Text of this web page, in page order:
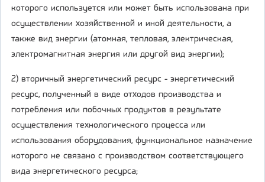
которого используется или может быть использована при
осуществлении хозяйственной и иной деятельности, а
также вид энергии (атомная, тепловая, электрическая,
электромагнитная энергия или другой вид энергии);
2) вторичный энергетический ресурс - энергетический
ресурс, полученный в виде отходов производства и
потребления или побочных продуктов в результате
осуществления технологического процесса или
использования оборудования, функциональное назначение
которого не связано с производством соответствующего
вида энергетического ресурса;